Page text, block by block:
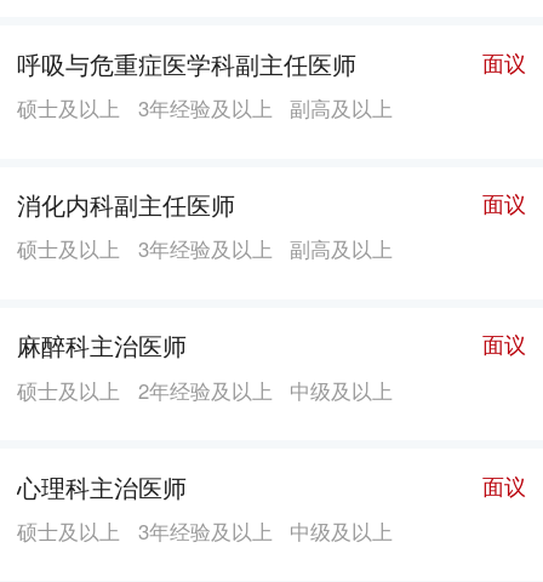
呼吸与危重症医学科副主任医师 面议
硕士及以上 3年经验及以上 副高及以上
消化内科副主任医师 面议
硕士及以上 3年经验及以上 副高及以上
麻醉科主治医师 面议
硕士及以上 2年经验及以上 中级及以上
心理科主治医师 面议
硕士及以上 3年经验及以上 中级及以上